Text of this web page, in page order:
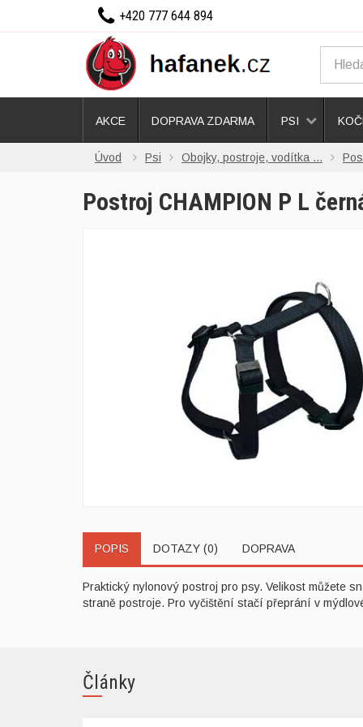
Úvod Psi Obojky, postroje, vodítka ...
Postroj CHAMPION P L
POPIS DOTAZY (0) DOPRAVA
Praktický nylonový postroj pro psy. Velikost můžete
straně postroje. Pro vyčištění stačí přeprání v
Články
AKCE DOPRAVA ZDARMA PSI
+420 777 644 894